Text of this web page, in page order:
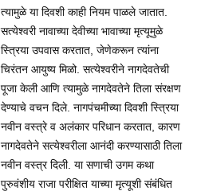
त्यामुळे या दिवशी काही नियम पाळले जातात.
सत्येश्वरी नावाच्या देवीच्या भावाच्या मृत्यूमुळे
स्त्रिया उपवास करतात, जेणेकरून त्यांना
चिरंतन आयुष्य मिळो. सत्येश्वरीने नागदेवतेची
पूजा केली आणि त्यामुळे नागदेवतेने तिला संरक्षण
देण्याचे वचन दिले. नागपंचमीच्या दिवशी स्त्रिया
नवीन वस्त्रे व अलंकार परिधान करतात, कारण
नागदेवतेने सत्येश्वरीला आनंदी करण्यासाठी तिला
नवीन वस्त्र दिली. या सणाची उगम कथा
पुरुवंशीय राजा परीक्षित याच्या मृत्यूशी संबंधित